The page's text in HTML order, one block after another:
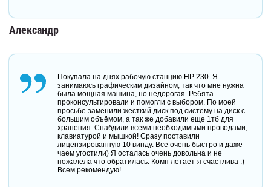
Александр
Покупала на днях рабочую станцию HP 230. Я
занимаюсь графическим дизайном, так что мне нужна
была мощная машина, но недорогая. Ребята
проконсультировали и помогли с выбором. По моей
просьбе заменили жесткий диск под систему на диск с
большим объёмом, а так же добавили еще 1тб для
хранения. Снабдили всеми необходимыми проводами,
клавиатурой и мышкой! Сразу поставили
лицензированную 10 винду. Все очень быстро и даже
чаем угостили) Я осталась очень довольна и не
пожалела что обратилась. Комп летает-я счастлива :)
Всем рекомендую!